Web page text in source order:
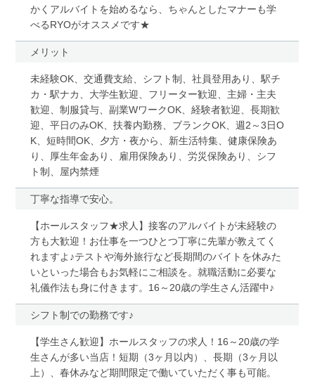
かくアルバイトを始めるなら、ちゃんとしたマナーも学
べるRYOがオススメです★
メリット
未経験OK、交通費支給、シフト制、社員登用あり、駅チ
カ・駅ナカ、大学生歓迎、フリーター歓迎、主婦・主夫
歓迎、制服貸与、副業WワークOK、経験者歓迎、長期歓
迎、平日のみOK、扶養内勤務、ブランクOK、週2～3日O
K、短時間OK、夕方・夜から、新生活特集、健康保険あ
り、厚生年金あり、雇用保険あり、労災保険あり、シフ
ト制、屋内禁煙
丁寧な指導で安心。
【ホールスタッフ★求人】接客のアルバイトが未経験の
方も大歓迎！お仕事を一つひとつ丁寧に先輩が教えてく
れますよ♪テストや海外旅行など長期間のバイトを休みた
いといった場合もお気軽にご相談を。就職活動に必要な
礼儀作法も身に付きます。16～20歳の学生さん活躍中♪
シフト制での勤務です♪
【学生さん歓迎】ホールスタッフの求人！16～20歳の学
生さんが多い当店！短期（3ヶ月以内）、長期（3ヶ月以
上）、春休みなど期間限定で働いていただく事も可能。